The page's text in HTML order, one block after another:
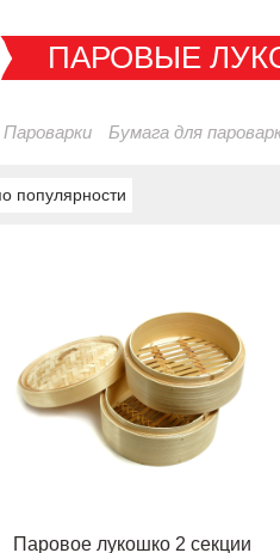
ПАРОВЫЕ
Пароварки Бумага для
популярности
Паровое лукошко 2 секции